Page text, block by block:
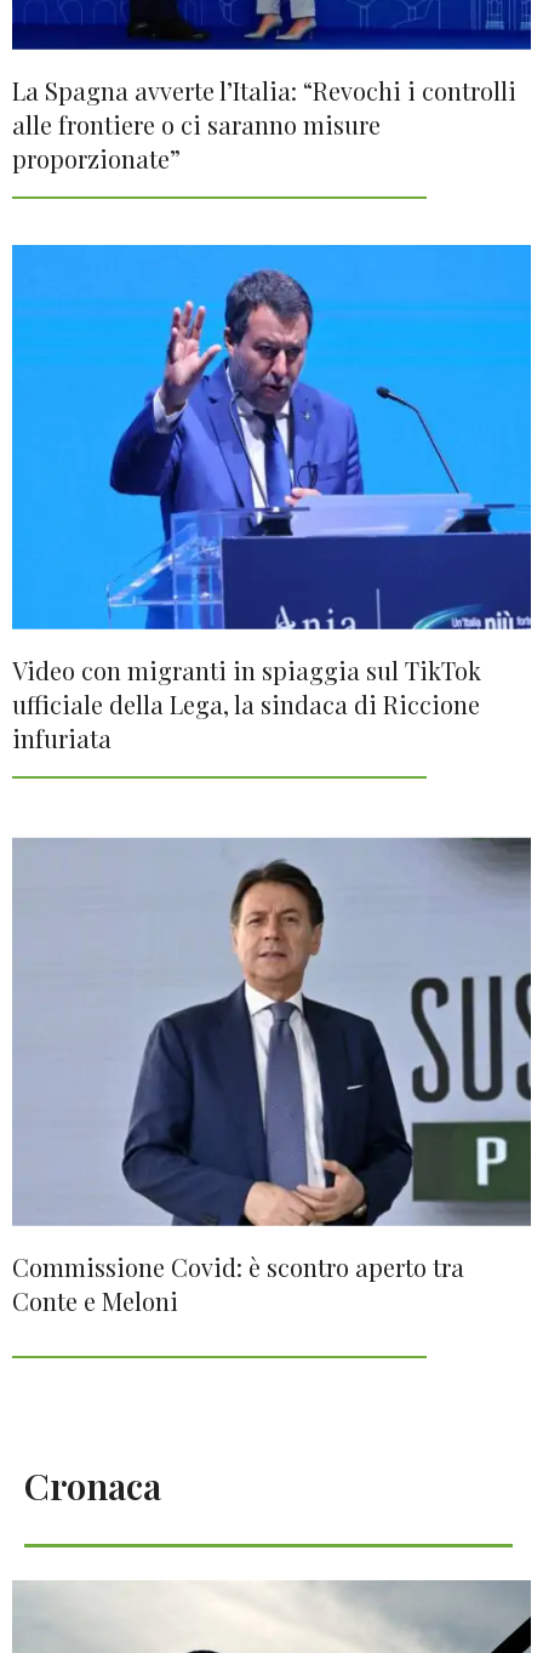
La Spagna avverte l’Italia: “Revochi i controlli
alle frontiere o ci saranno misure
proporzionate”
Video con migranti in spiaggia sul TikTok
ufficiale della Lega, la sindaca di Riccione
infuriata
Commissione Covid: è scontro aperto tra
Conte e Meloni
Cronaca